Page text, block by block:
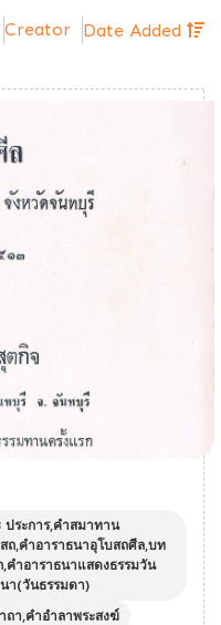
Creator Date Added
ระการ,คำสมาทาน
ถ,คำอาราธนาอุโบสถศีล,บท
ำอาราธนาแสดงธรรมวัน
า(วันธรรมดา)
ถา,คำอำลาพระสงฆ์